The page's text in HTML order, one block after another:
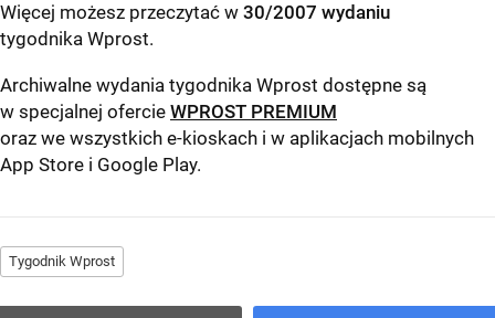
Więcej możesz przeczytać w 30/2007 wydaniu
tygodnika Wprost.
Archiwalne wydania tygodnika Wprost dostępne są
w specjalnej ofercie WPROST PREMIUM
oraz we wszystkich e-kioskach i w aplikacjach mobilnych
App Store i Google Play.
Tygodnik Wprost